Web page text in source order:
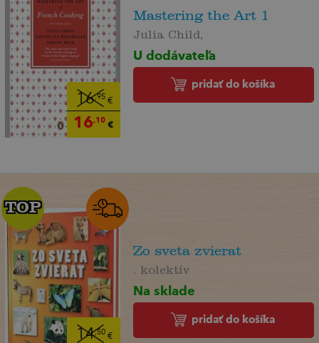
16,95€
16,10€
Mastering the Art 1
Julia Child,
U dodávateľa
pridať do košíka
14,50€
TOP
TOP
Zo sveta zvierat
. kolektív
Na sklade
pridať do košíka